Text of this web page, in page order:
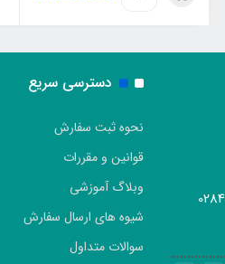
دسترسی سریع
نحوه ثبت سفارش
قوانین و مقررات
وبلاگ آموزشی
شیوه های ارسال سفارش
سوالات متداول